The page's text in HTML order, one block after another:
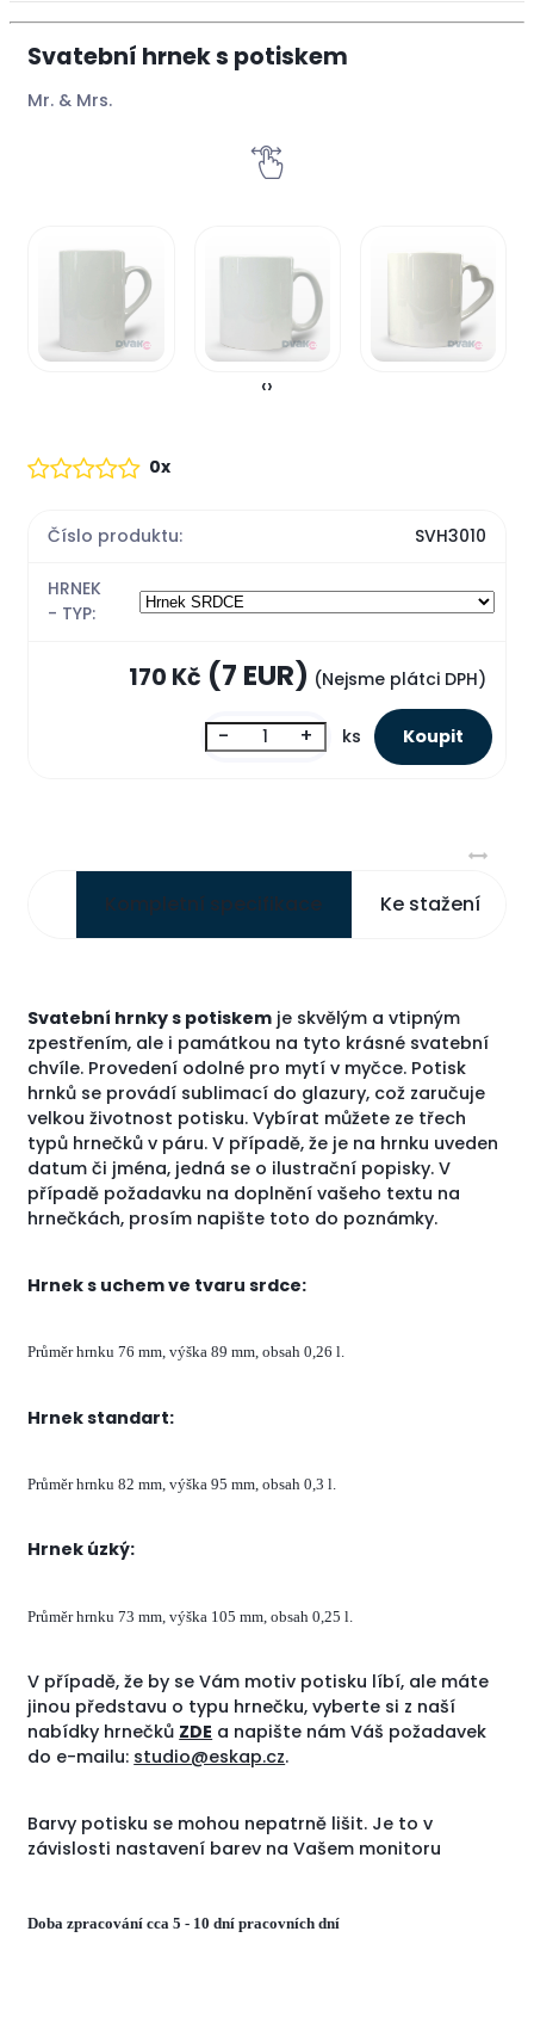
Svatební hrnek s potiskem
Mr. & Mrs.
‹›
0x
Číslo produktu: SVH3010
HRNEK
- TYP:
170 Kč (7 EUR) (Nejsme plátci DPH)
- + ks
Kompletní specifikace Ke stažení
Svatební hrnky s potiskem je skvělým a vtipným
zpestřením, ale i památkou na tyto krásné svatební
chvíle. Provedení odolné pro mytí v myčce. Potisk
hrnků se provádí sublimací do glazury, což zaručuje
velkou životnost potisku. Vybírat můžete ze třech
typů hrnečků v páru. V případě, že je na hrnku uveden
datum či jména, jedná se o ilustrační popisky. V
případě požadavku na doplnění vašeho textu na
hrnečkách, prosím napište toto do poznámky.
Hrnek s uchem ve tvaru srdce:
Průměr hrnku 76 mm, výška 89 mm, obsah 0,26 l.
Hrnek standart:
Průměr hrnku 82 mm, výška 95 mm, obsah 0,3 l.
Hrnek úzký:
Průměr hrnku 73 mm, výška 105 mm, obsah 0,25 l.
V případě, že by se Vám motiv potisku líbí, ale máte
jinou představu o typu hrnečku, vyberte si z naší
nabídky hrnečků ZDE a napište nám Váš požadavek
do e-mailu: studio@eskap.cz.
Barvy potisku se mohou nepatrně lišit. Je to v
závislosti nastavení barev na Vašem monitoru
Doba zpracování cca 5 - 10 dní pracovních dní